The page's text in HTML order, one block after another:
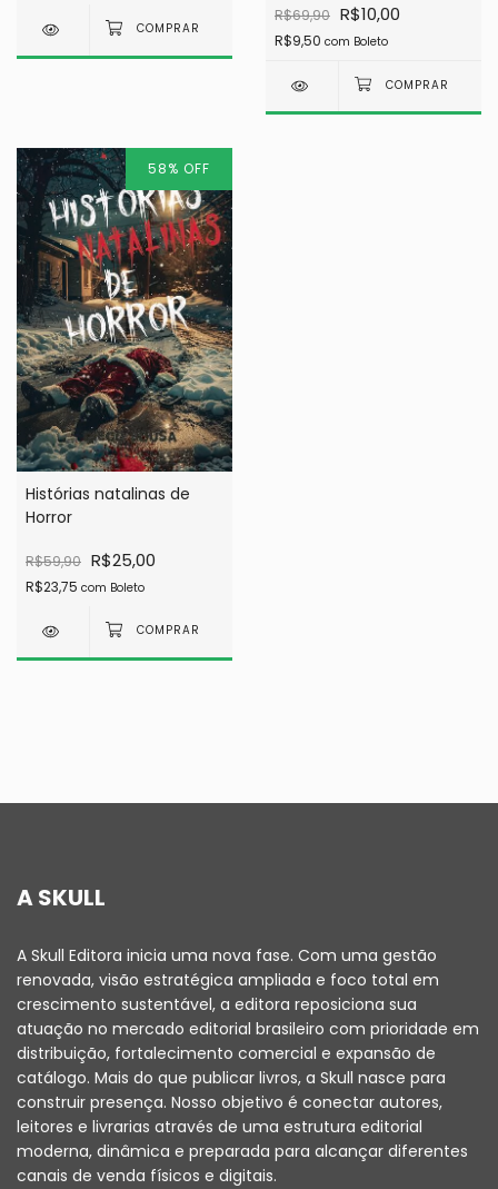
R$69,90 R$10,00
R$9,50 com Boleto
58% OFF
Histórias natalinas de
Horror
R$59,90 R$25,00
R$23,75 com Boleto
A SKULL
A Skull Editora inicia uma nova fase. Com uma gestão
renovada, visão estratégica ampliada e foco total em
crescimento sustentável, a editora reposiciona sua
atuação no mercado editorial brasileiro com prioridade em
distribuição, fortalecimento comercial e expansão de
catálogo. Mais do que publicar livros, a Skull nasce para
construir presença. Nosso objetivo é conectar autores,
leitores e livrarias através de uma estrutura editorial
moderna, dinâmica e preparada para alcançar diferentes
canais de venda físicos e digitais.